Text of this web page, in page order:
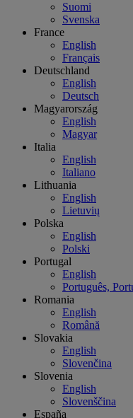
Suomi
Svenska
France
English
Français
Deutschland
English
Deutsch
Magyarország
English
Magyar
Italia
English
Italiano
Lithuania
English
Lietuvių
Polska
English
Polski
Portugal
English
Português,
Romania
English
Română
Slovakia
English
Slovenčina
Slovenia
English
Slovenščina
España